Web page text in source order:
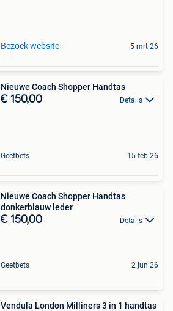
Bezoek website 5 mrt 26
Nieuwe Coach Shopper Handtas
€ 150,00 Details
Geetbets 15 feb 26
Nieuwe Coach Shopper Handtas
donkerblauw leder
€ 150,00 Details
Geetbets 2 jun 26
Vendula London Milliners 3 in 1 handtas